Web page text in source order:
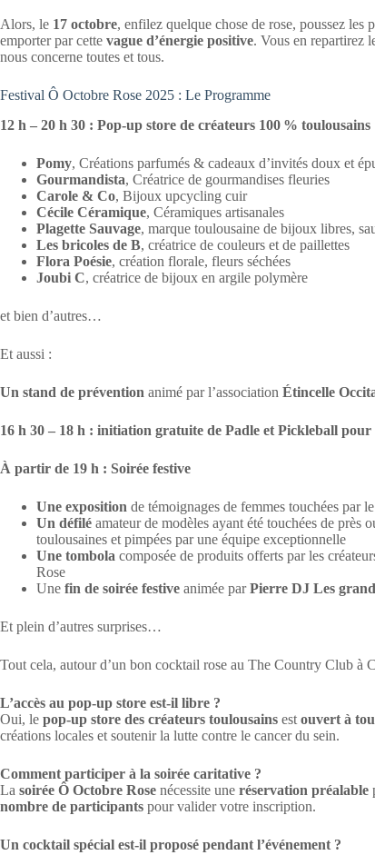
Alors, le 17 octobre, enfilez quelque chose de rose, poussez les
emporter par cette vague d’énergie positive. Vous en repartirez
nous concerne toutes et tous.
Festival Ô Octobre Rose 2025 : Le Programme
12 h – 20 h 30 : Pop-up store de créateurs 100 % toulousains
Pomy, Créations parfumés & cadeaux d’invités doux et
Gourmandista, Créatrice de gourmandises fleuries
Carole & Co, Bijoux upcycling cuir
Cécile Céramique, Céramiques artisanales
Plagette Sauvage, marque toulousaine de bijoux libres,
Les bricoles de B, créatrice de couleurs et de paillettes
Flora Poésie, création florale, fleurs séchées
Joubi C, créatrice de bijoux en argile polymère
et bien d’autres…
Et aussi :
Un stand de prévention animé par l’association Étincelle
16 h 30 – 18 h : initiation gratuite de Padle et Pickleball pour
À partir de 19 h : Soirée festive
Une exposition de témoignages de femmes touchées par
Un défilé amateur de modèles ayant été touchées de près
toulousaines et pimpées par une équipe exceptionnelle
Une tombola composée de produits offerts par les
Rose
Une fin de soirée festive animée parPierre DJ Les
Et plein d’autres surprises…
Tout cela, autour d’un bon cocktail rose au The Country Club à
L’accès au pop-up store est-il libre ?
Oui, le pop-up store des créateurs toulousains est ouvert à
créations locales et soutenir la lutte contre le cancer du sein.
Comment participer à la soirée caritative ?
La soirée Ô Octobre Rose nécessite une réservation préalable
nombre de participants pour valider votre inscription.
Un cocktail spécial est-il proposé pendant l’événement ?